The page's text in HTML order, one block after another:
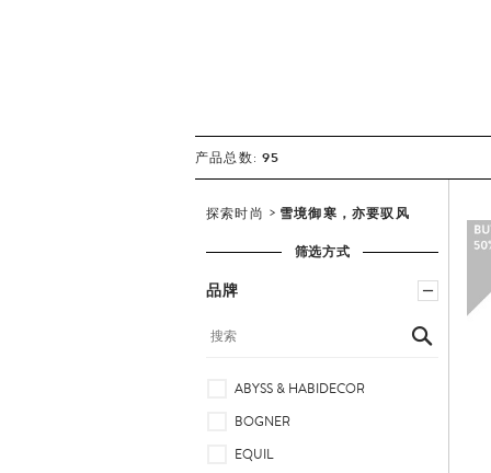
产品总数:95
探索时尚
雪境御寒，亦要驭风
筛选方式
品牌
ABYSS & HABIDECOR
BOGNER
EQUIL